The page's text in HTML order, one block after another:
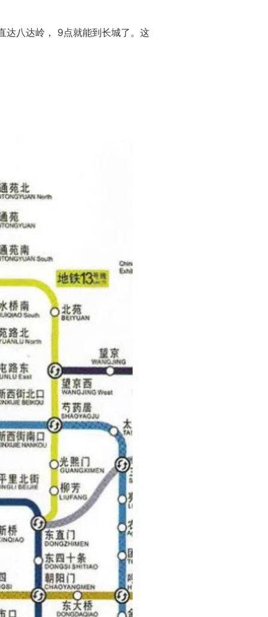
达八达岭， 9点就能到长城了。这